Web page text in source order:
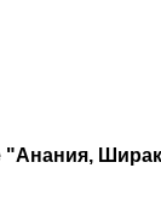
"Анания,